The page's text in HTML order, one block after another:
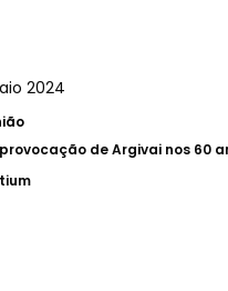
2024
de Argivai nos 60